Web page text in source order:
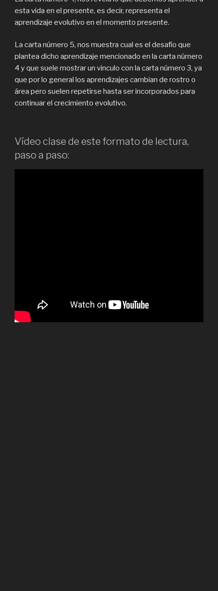
esta vida en el presente, es decir, representa el
aprendizaje evolutivo en el momento presente.
La carta número 5, nos muestra cual es el desafío que
plantea dicho aprendizaje mencionado en la carta número
4 y que suele mostrar un vinculo con la carta número 3, ya
que por lo general los aprendizajes cambian de rostro o
área pero suelen repetirse hasta ser incorporados para
continuar el crecimiento evolutivo.
Vídeo clase de este formato de lectura,
paso a paso: